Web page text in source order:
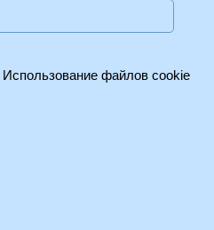
Использование файлов cookie